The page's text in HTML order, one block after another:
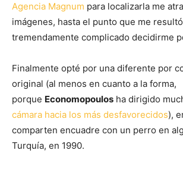
Agencia Magnum para localizarla me
imágenes, hasta el punto que me resultó
tremendamente complicado decidirme
Finalmente opté por una diferente por
original (al menos en cuanto a la forma,
porque Economopoulos ha dirigido
cámara hacia los más desfavorecidos),
comparten encuadre con un perro en
Turquía, en 1990.